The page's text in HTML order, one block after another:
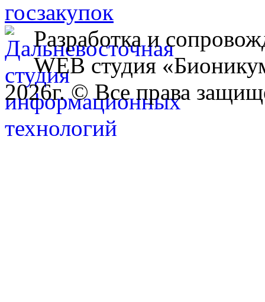
Разработка и
WEB студия
2026г. © Все права